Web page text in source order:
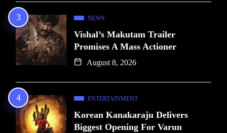
NEWS
Vishal’s Makutam Trailer
Promises A Mass Actioner
August 8, 2026
ENTERTAINMENT
Korean Kanakaraju Delivers
Biggest Opening For Varun